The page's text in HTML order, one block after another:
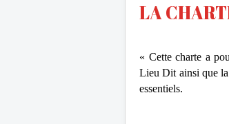
LA
« Cette charte a
Lieu Dit ainsi que
essentiels.